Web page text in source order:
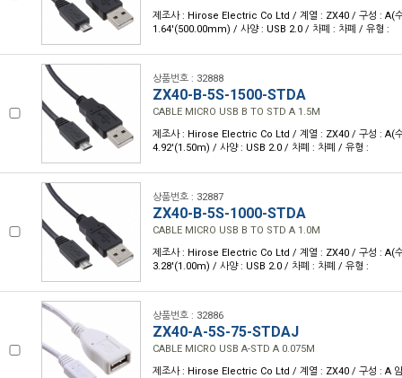
제조사 : Hirose Electric Co Ltd / 계열 : ZX40 / 구성 : A(
1.64'(500.00mm) / 사양 : USB 2.0 / 차폐 : 차폐 / 유형 :
상품번호 : 32888
ZX40-B-5S-1500-STDA
CABLE MICRO USB B TO STD A 1.5M
제조사 : Hirose Electric Co Ltd / 계열 : ZX40 / 구성 : A(
4.92'(1.50m) / 사양 : USB 2.0 / 차폐 : 차폐 / 유형 :
상품번호 : 32887
ZX40-B-5S-1000-STDA
CABLE MICRO USB B TO STD A 1.0M
제조사 : Hirose Electric Co Ltd / 계열 : ZX40 / 구성 : A(
3.28'(1.00m) / 사양 : USB 2.0 / 차폐 : 차폐 / 유형 :
상품번호 : 32886
ZX40-A-5S-75-STDAJ
CABLE MICRO USB A-STD A 0.075M
제조사 : Hirose Electric Co Ltd / 계열 : ZX40 / 구성 : A